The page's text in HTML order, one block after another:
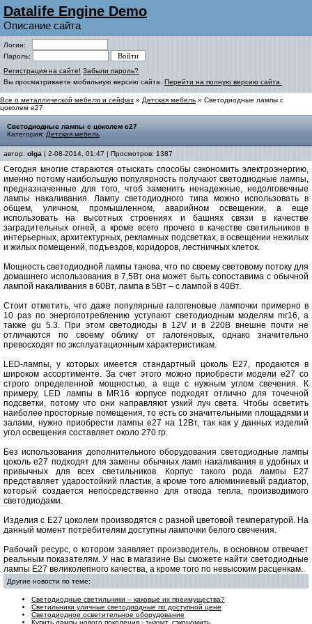
Datalife Engine Demo
Описание сайта
Логин:
Пароль:
Регистрация на сайте! Забыли пароль?
Вы просматриваете мобильную версию сайта. Перейти на полную версию сайта.
Все о металлической мебели и сейфах » Детская мебель » Светодиодные лампы с
цоколем е27
Светодиодные лампы с цоколем е27
Категория: Детская мебель
автор: olga | 2-08-2014, 01:47 | Просмотров: 1387
Сегодня многие стараются отыскать способы сэкономить электроэнергию,
именно потому наибольшую популярность получают светодиодные лампы,
предназначенные для того, чтоб заменить ненадежные, недолговечные
лампы накаливания. Лампу светодиодного типа можно использовать в
общем, уличном, промышленном, аварийном освещении, а еще
использовать на высотных строениях и башнях связи в качестве
заградительных огней, а кроме всего прочего в качестве светильников в
интерьерных, архитектурных, рекламных подсветках, в освещении нежилых
и жилых помещений, подъездов, коридоров, лестничных клеток.
Мощность светодиодной лампы такова, что по своему световому потоку для
домашнего использования в 7,5Вт она может быть сопоставима с обычной
лампой накаливания в 60Вт, лампа в 5Вт – с лампой в 40Вт.
Стоит отметить, что даже популярные галогеновые лампочки примерно в
10 раз по энергопотреблению уступают светодиодным моделям mr16, а
также gu 5.3. При этом светодиоды в 12V и в 220В внешне почти не
отличаются по своему облику от галогеновых, однако значительно
превосходят по эксплуатационным характеристикам.
LED-лампы, у которых имеется стандартный цоколь Е27, продаются в
широком ассортименте. За счет этого можно приобрести модели е27 со
строго определенной мощностью, а еще с нужным углом свечения. К
примеру, LED лампы в MR16 корпусе подходят отлично для точечной
подсветки, потому что они направляют узкий луч света. Чтобы осветить
наиболее просторные помещения, то есть со значительными площадями и
залами, нужно приобрести лампы е27 на 12Вт, так как у данных изделий
угол освещения составляет около 270 гр.
Без использования дополнительного оборудования светодиодные лампы
цоколь е27 подходят для замены обычных ламп накаливания в удобных и
привычных для всех светильников. Корпус такого рода лампы Е27
представляет ударостойкий пластик, а кроме того алюминиевый радиатор,
который создается непосредственно для отвода тепла, производимого
светодиодами.
Изделия с Е27 цоколем производятся с разной цветовой температурой. На
данный момент потребителям доступны лампочки белого свечения.
Рабочий ресурс, о котором заявляет производитель, в основном отвечает
реальным показателям. У нас в магазине Вы сможете найти светодиодные
лампы Е27 великолепного качества, а кроме того по невысоким расценкам.
Другие новости по теме:
Светодиодные светильники – каковые их преимущества?
Светильники уличные светодиодные по доступной цене
Светодиодное осветительное оборудование
Купить лампы нового поколения - значит, сэкономить